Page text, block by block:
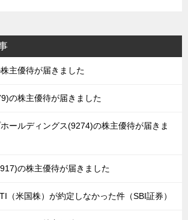
主優待が届きました
の株主優待が届きました
ールディングス(9274)の株主優待が届きま
の株主優待が届きました
（米国株）が約定しなかった件（SBI証券）